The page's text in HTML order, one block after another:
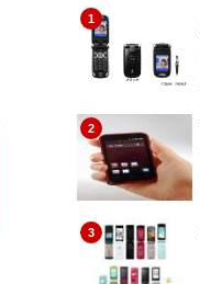
1
2
3